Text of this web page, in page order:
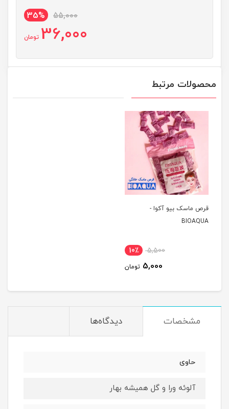
55,000
35%
36,000 تومان
محصولات مرتبط
قرص ماسک بیو آکوا -
BIOAQUA
5,500 10٪
5,000 تومان
مشخصات دیدگاه‌ها
حاوی
آلوئه ورا و گل همیشه بهار